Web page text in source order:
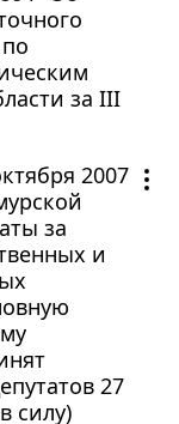
за III
2007
за
и
27
силу)